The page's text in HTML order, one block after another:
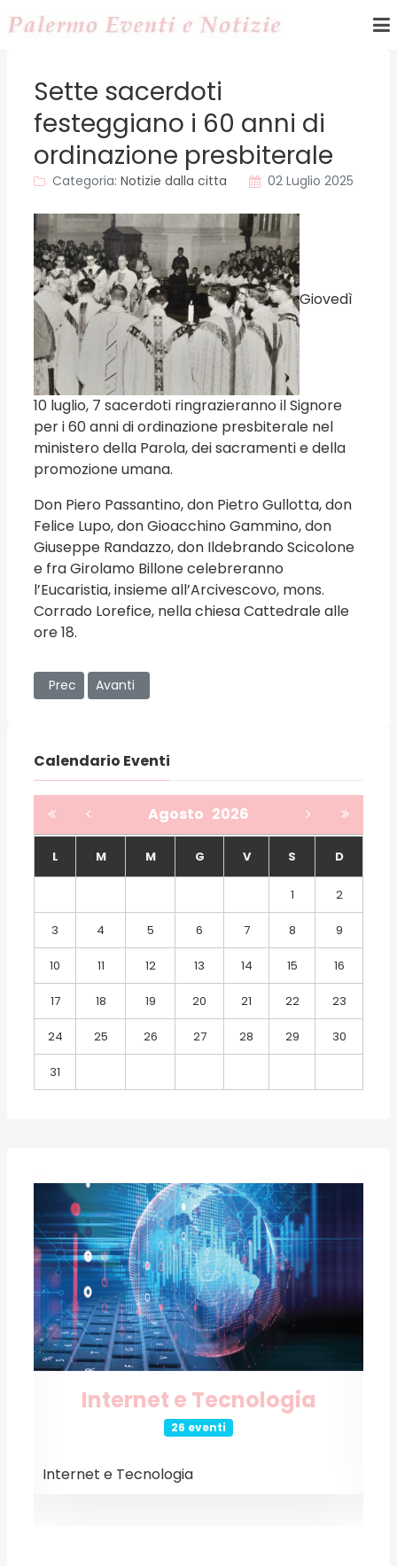
Sette sacerdoti
festeggiano i 60 anni di
ordinazione presbiterale
Categoria: Notizie dalla citta 02 Luglio 2025
Giovedì
10 luglio, 7 sacerdoti ringrazieranno il Signore
per i 60 anni di ordinazione presbiterale nel
ministero della Parola, dei sacramenti e della
promozione umana.
Don Piero Passantino, don Pietro Gullotta, don
Felice Lupo, don Gioacchino Gammino, don
Giuseppe Randazzo, don Ildebrando Scicolone
e fra Girolamo Billone celebreranno
l’Eucaristia, insieme all’Arcivescovo, mons.
Corrado Lorefice, nella chiesa Cattedrale alle
ore 18.
Articolo precedente: La prof.ssa Sonia Ingoglia nel
Prec Articolo successivo: Torna “Il giro delle Sette
Avanti
Calendario Eventi
Agosto 2026
L M M G V S D
1 2
3 4 5 6 7 8 9
10 11 12 13 14 15 16
17 18 19 20 21 22 23
24 25 26 27 28 29 30
31
Internet e Tecnologia
26 eventi
Internet e Tecnologia